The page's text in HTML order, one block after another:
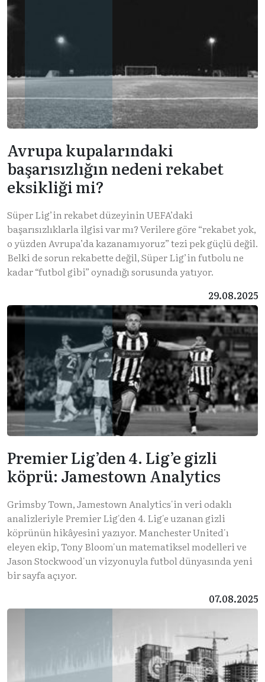
Avrupa kupalarındaki
başarısızlığın nedeni rekabet
eksikliği mi?
Süper Lig’in rekabet düzeyinin UEFA’daki
başarısızlıklarla ilgisi var mı? Verilere göre “rekabet yok,
o yüzden Avrupa’da kazanamıyoruz” tezi pek güçlü değil.
Belki de sorun rekabette değil, Süper Lig’in futbolu ne
kadar “futbol gibi” oynadığı sorusunda yatıyor.
29.08.2025
Premier Lig’den 4. Lig’e gizli
köprü: Jamestown Analytics
Grimsby Town, Jamestown Analytics'in veri odaklı
analizleriyle Premier Lig'den 4. Lig'e uzanan gizli
köprünün hikâyesini yazıyor. Manchester United'ı
eleyen ekip, Tony Bloom'un matematiksel modelleri ve
Jason Stockwood'un vizyonuyla futbol dünyasında yeni
bir sayfa açıyor.
07.08.2025